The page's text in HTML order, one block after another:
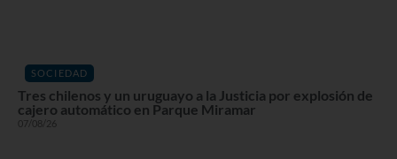
SOCIEDAD
Tres chilenos y un uruguayo a la Justicia por explosión de
cajero automático en Parque Miramar
07/08/26